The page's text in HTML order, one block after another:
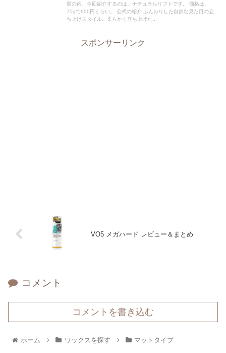
類の内、今回紹介するのは、ナチュラルリフトです。 価格は、
75gで900円くらい。 公式の紹介 ふんわりした自然な見た目の立
ち上げスタイル。柔らかく立ち上げた...
スポンサーリンク
VO5 メガハード レビュー＆まとめ
コメント
コメントを書き込む
ホーム ワックスを探す マットタイプ